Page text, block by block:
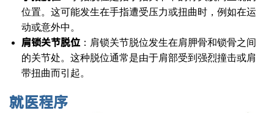
位置。这可能发生在手指遭受压力或扭曲时，例如在运
动或意外中。
肩锁关节脱位 ：肩锁关节脱位发生在肩胛骨和锁骨之间
的关节处。这种脱位通常是由于肩部受到强烈撞击或肩
带扭曲而引起。
就医程序